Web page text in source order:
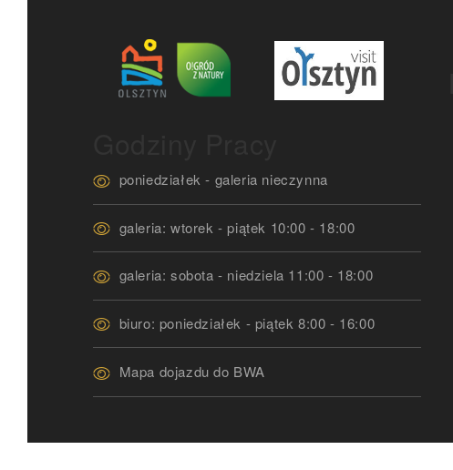
poniedziałek - galeria nieczynna
galeria: wtorek - piątek 10:00 - 18:00
galeria: sobota - niedziela 11:00 - 18:00
biuro: poniedziałek - piątek 8:00 - 16:00
Mapa dojazdu do BWA